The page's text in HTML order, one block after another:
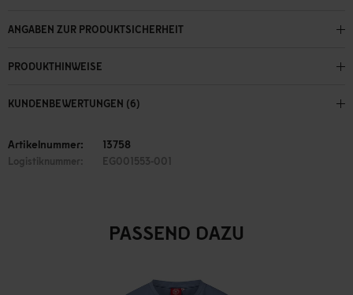
ANGABEN ZUR PRODUKTSICHERHEIT
PRODUKTHINWEISE
KUNDENBEWERTUNGEN (6)
Artikelnummer: 13758
Logistiknummer: EG001553-001
PASSEND DAZU